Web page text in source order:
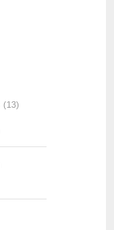
(13)